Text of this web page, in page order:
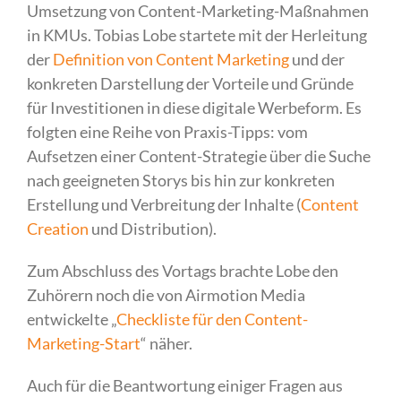
Umsetzung von Content-Marketing-Maßnahmen
in KMUs. Tobias Lobe startete mit der Herleitung
derDefinition von Content Marketingund der
konkreten Darstellung der Vorteile und Gründe
für Investitionen in diese digitale Werbeform. Es
folgten eine Reihe von Praxis-Tipps: vom
Aufsetzen einer Content-Strategie über die Suche
nach geeigneten Storys bis hin zur konkreten
Erstellung und Verbreitung der Inhalte (Content
Creation und Distribution).
Zum Abschluss des Vortags brachte Lobe den
Zuhörern noch die von Airmotion Media
entwickelte „Checkliste für den Content-
Marketing-Start“ näher.
Auch für die Beantwortung einiger Fragen aus